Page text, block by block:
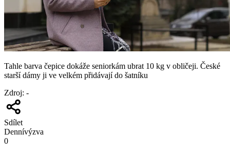
Tahle barva čepice dokáže seniorkám ubrat 10 kg v obličeji. České
starší dámy ji ve velkém přidávají do šatníku
Zdroj: -
Sdílet
Dennívýzva
0